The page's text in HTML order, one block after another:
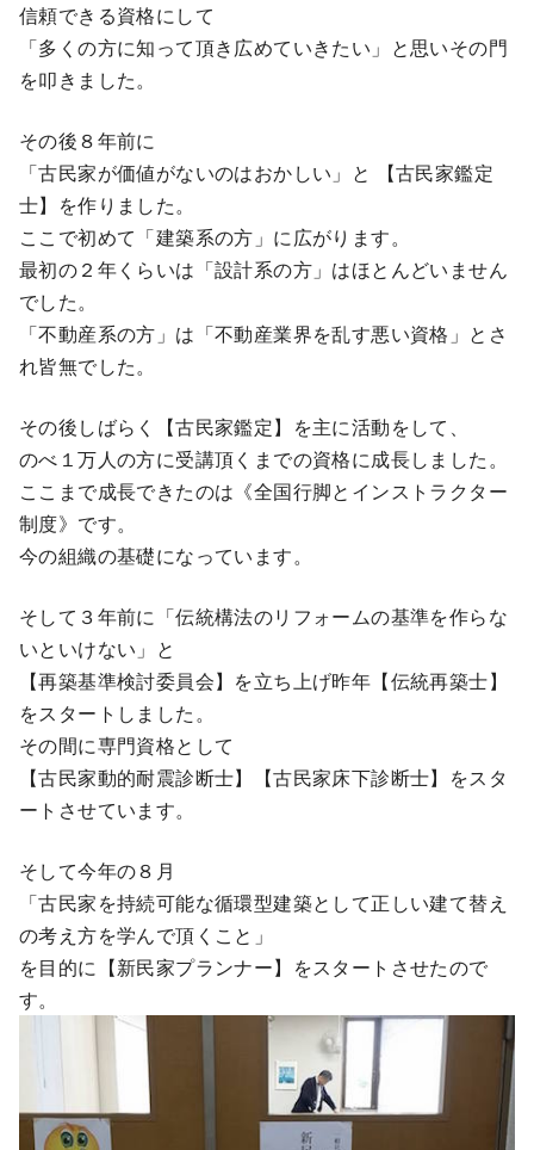
信頼できる資格にして
「多くの方に知って頂き広めていきたい」と思いその門
を叩きました。
その後８年前に
「古民家が価値がないのはおかしい」と 【古民家鑑定
士】を作りました。
ここで初めて「建築系の方」に広がります。
最初の２年くらいは「設計系の方」はほとんどいません
でした。
「不動産系の方」は「不動産業界を乱す悪い資格」とさ
れ皆無でした。
その後しばらく【古民家鑑定】を主に活動をして、
のべ１万人の方に受講頂くまでの資格に成長しました。
ここまで成長できたのは《全国行脚とインストラクター
制度》です。
今の組織の基礎になっています。
そして３年前に「伝統構法のリフォームの基準を作らな
いといけない」と
【再築基準検討委員会】を立ち上げ昨年【伝統再築士】
をスタートしました。
その間に専門資格として
【古民家動的耐震診断士】【古民家床下診断士】をスタ
ートさせています。
そして今年の８月
「古民家を持続可能な循環型建築として正しい建て替え
の考え方を学んで頂くこと」
を目的に【新民家プランナー】をスタートさせたので
す。